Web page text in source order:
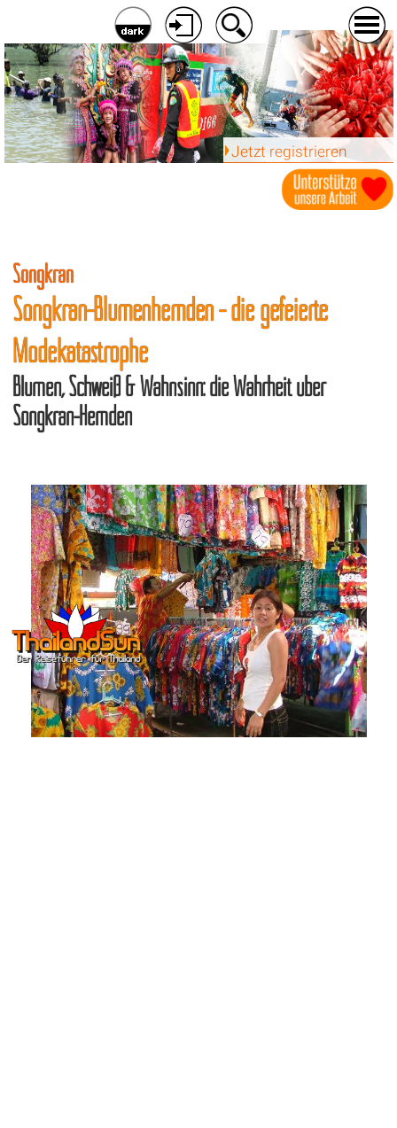
Jetzt registrieren
Songkran
Songkran-Blumenhemden - die gefeierte
Modekatastrophe
Blumen, Schweiß & Wahnsinn: die Wahrheit über
Songkran-Hemden